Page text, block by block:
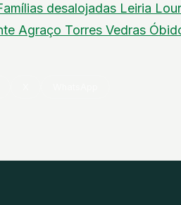
desalojadas Leiria
Agraço Torres Vedras